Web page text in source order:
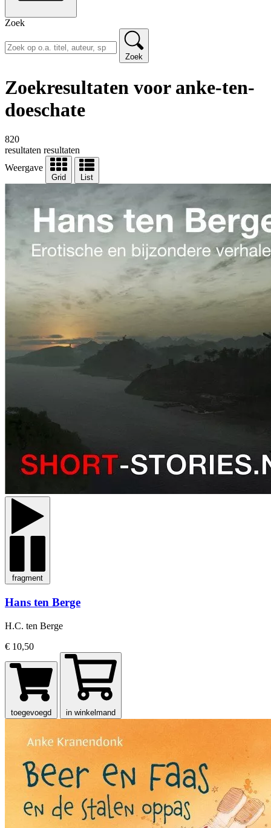
Zoek
Zoek
Zoekresultaten voor anke-ten-
doeschate
820
resultaten resultaten
Weergave
Grid List
fragment
Hans ten Berge
H.C. ten Berge
€ 10,50
toegevoegd in winkelmand